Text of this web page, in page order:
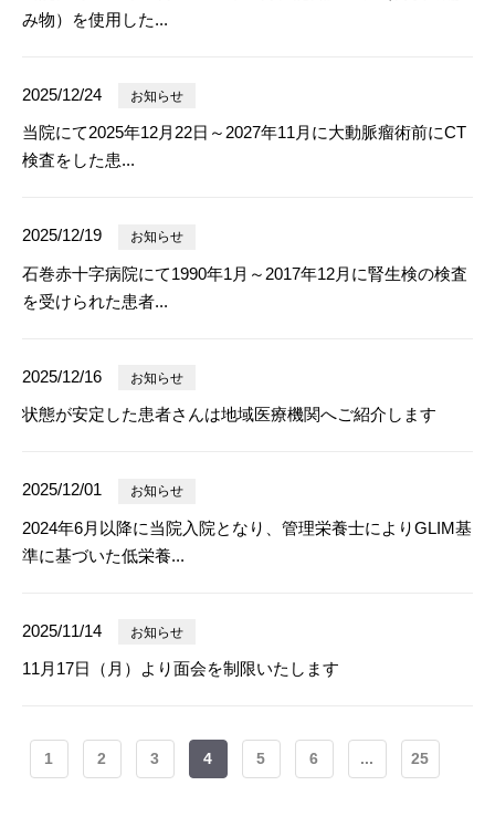
み物）を使用した...
2025/12/24 お知らせ
当院にて2025年12月22日～2027年11月に大動脈瘤術前にCT
検査をした患...
2025/12/19 お知らせ
石巻赤十字病院にて1990年1月～2017年12月に腎生検の検査
を受けられた患者...
2025/12/16 お知らせ
状態が安定した患者さんは地域医療機関へご紹介します
2025/12/01 お知らせ
2024年6月以降に当院入院となり、管理栄養士によりGLIM基
準に基づいた低栄養...
2025/11/14 お知らせ
11月17日（月）より面会を制限いたします
1 2 3 4 5 6 ... 25